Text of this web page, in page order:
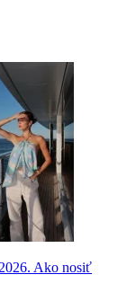
Ako nosiť